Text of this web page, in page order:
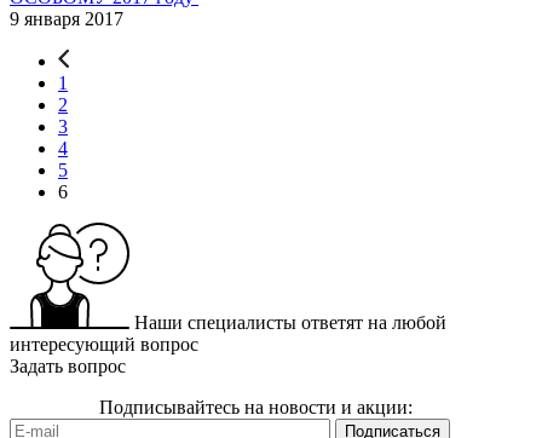
9 января 2017
1
2
3
4
5
6
Наши специалисты ответят на любой
интересующий вопрос
Задать вопрос
Подписывайтесь на новости и акции: